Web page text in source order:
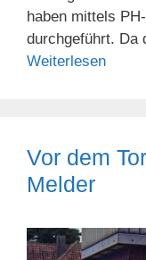
haben mittels
durchgeführt. Da
Weiterlesen
Vor dem
Melder